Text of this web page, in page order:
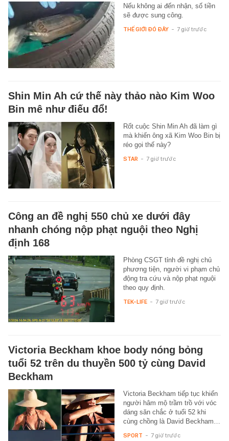
Nếu không ai đến nhận, số tiền
sẽ được sung công.
THẾ GIỚI ĐÓ ĐÂY - 7 giờ trước
Shin Min Ah cứ thế này thảo nào Kim Woo
Bin mê như điếu đổ!
Rốt cuộc Shin Min Ah đã làm gì
mà khiến ông xã Kim Woo Bin bị
réo gọi thế này?
STAR - 7 giờ trước
Công an đề nghị 550 chủ xe dưới đây
nhanh chóng nộp phạt nguội theo Nghị
định 168
Phòng CSGT tỉnh đề nghị chủ
phương tiện, người vi phạm chủ
động tra cứu và nộp phạt nguội
theo quy định.
TEK-LIFE - 7 giờ trước
Victoria Beckham khoe body nóng bỏng
tuổi 52 trên du thuyền 500 tỷ cùng David
Beckham
Victoria Beckham tiếp tục khiến
người hâm mộ trầm trồ với vóc
dáng săn chắc ở tuổi 52 khi
cùng chồng là David Beckham…
SPORT - 7 giờ trước